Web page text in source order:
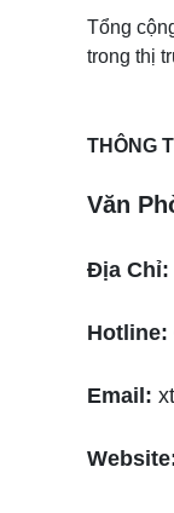
Tổng
trong thị
THÔNG
Văn
Địa Chỉ:
Hotline:
Email: